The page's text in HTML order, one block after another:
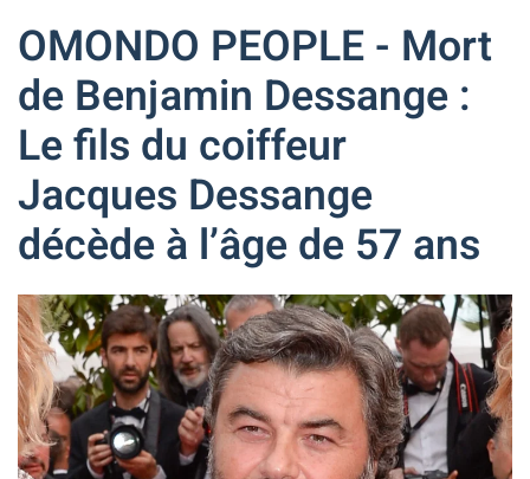
OMONDO PEOPLE - Mort
de Benjamin Dessange :
Le fils du coiffeur
Jacques Dessange
décède à l’âge de 57 ans